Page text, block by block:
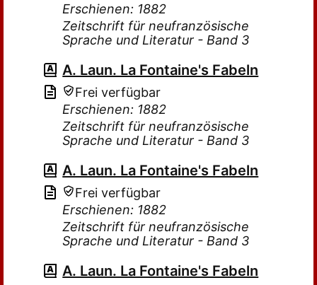
Erschienen: 1882
Zeitschrift für neufranzösische
Sprache und Literatur - Band 3
A. Laun. La Fontaine's Fabeln
Frei verfügbar
Erschienen: 1882
Zeitschrift für neufranzösische
Sprache und Literatur - Band 3
A. Laun. La Fontaine's Fabeln
Frei verfügbar
Erschienen: 1882
Zeitschrift für neufranzösische
Sprache und Literatur - Band 3
A. Laun. La Fontaine's Fabeln